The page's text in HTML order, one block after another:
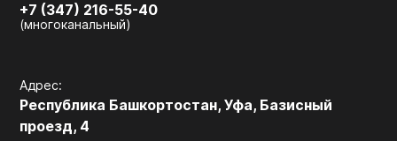
+7 (347) 216-55-40
(многоканальный)
Адрес:
Республика Башкортостан, Уфа, Базисный
проезд, 4